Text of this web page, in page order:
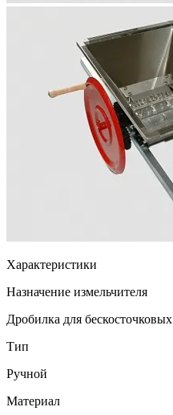
Характеристики
Назначение измельчителя
Дробилка для бескосточковых
Тип
Ручной
Материал